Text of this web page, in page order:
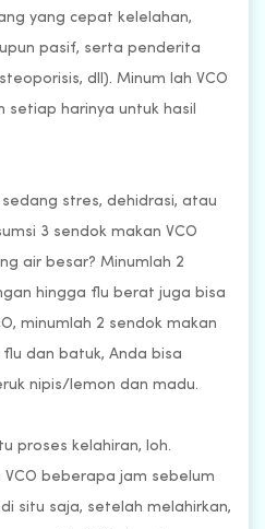
yang cepat kelelahan,
pasif, serta penderita
dll). Minum lah VCO
setiap harinya untuk hasil
stres, dehidrasi, atau
3 sendok makan VCO
air besar? Minumlah 2
hingga flu berat juga bisa
minumlah 2 sendok makan
flu dan batuk, Anda bisa
nipis/lemon dan madu.
proses kelahiran, loh.
VCO beberapa jam sebelum
situ saja, setelah melahirkan,